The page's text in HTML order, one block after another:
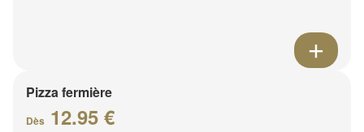
Pizza fermière
Dès 12.95 €